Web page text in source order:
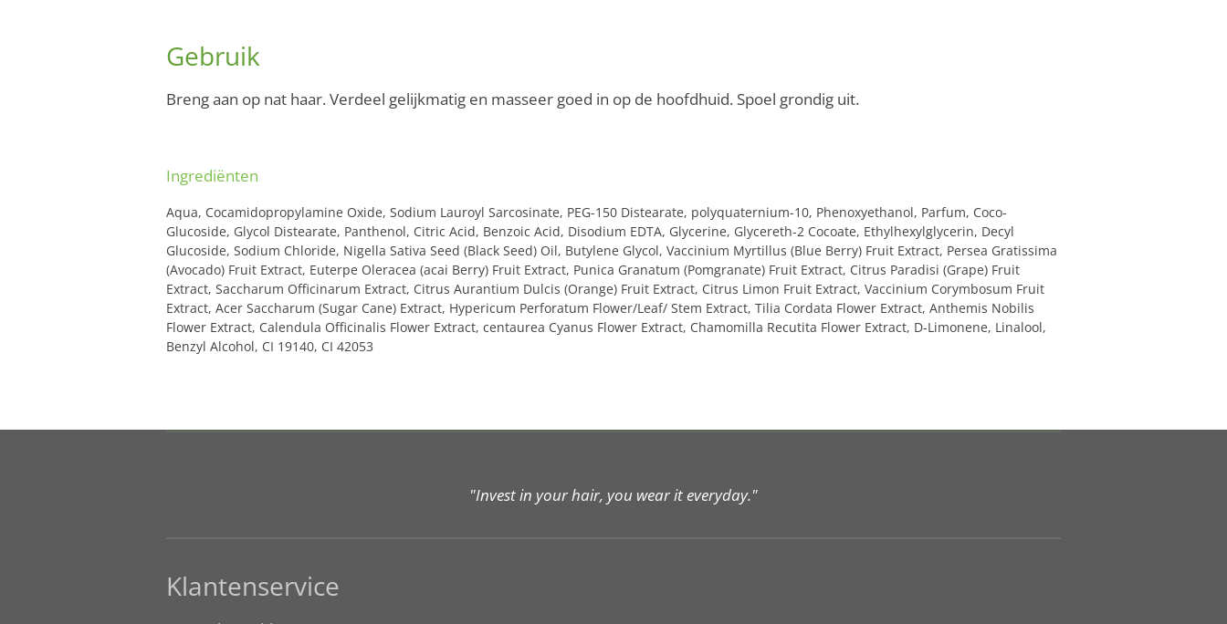
Gebruik
Breng aan op nat haar. Verdeel gelijkmatig en masseer goed in op de hoofdhuid. Spoel grondig uit.
Ingrediënten
Aqua, Cocamidopropylamine Oxide, Sodium Lauroyl Sarcosinate, PEG-150 Distearate, polyquaternium-10, Phenoxyethanol, Parfum, Coco-
Glucoside, Glycol Distearate, Panthenol, Citric Acid, Benzoic Acid, Disodium EDTA, Glycerine, Glycereth-2 Cocoate, Ethylhexylglycerin, Decyl
Glucoside, Sodium Chloride, Nigella Sativa Seed (Black Seed) Oil, Butylene Glycol, Vaccinium Myrtillus (Blue Berry) Fruit Extract, Persea Gratissima
(Avocado) Fruit Extract, Euterpe Oleracea (acai Berry) Fruit Extract, Punica Granatum (Pomgranate) Fruit Extract, Citrus Paradisi (Grape) Fruit
Extract, Saccharum Officinarum Extract, Citrus Aurantium Dulcis (Orange) Fruit Extract, Citrus Limon Fruit Extract, Vaccinium Corymbosum Fruit
Extract, Acer Saccharum (Sugar Cane) Extract, Hypericum Perforatum Flower/Leaf/ Stem Extract, Tilia Cordata Flower Extract, Anthemis Nobilis
Flower Extract, Calendula Officinalis Flower Extract, centaurea Cyanus Flower Extract, Chamomilla Recutita Flower Extract, D-Limonene, Linalool,
Benzyl Alcohol, CI 19140, CI 42053
"Invest in your hair, you wear it everyday."
Klantenservice